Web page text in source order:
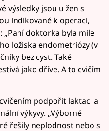
výsledky jsou u žen s
indikované k operaci,
„Paní doktorka byla mile
ložiska endometriózy (v
bez cyst. Také
jako dříve. A to cvičím
podpořit laktaci a
výkyvy. „Výborné
řešily neplodnost nebo s